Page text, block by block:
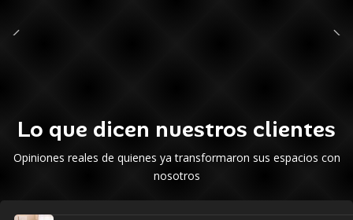
Lo que dicen nuestros clientes
Opiniones reales de quienes ya transformaron sus espacios con
nosotros